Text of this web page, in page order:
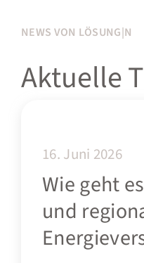
NEWS VON LÖSUNG|N
Aktuelle
16. Juni 2026
Wie geht
und